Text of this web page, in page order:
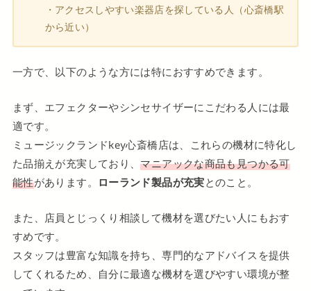
・アクセスしやすい楽器店を探している人（心斎橋駅
から近い）
一方で、以下のような方には特におすすめできます。
まず、エフェクターやシンセサイザーにこだわる人には最
適です。
ミュージックランドkey心斎橋店は、これらの機材に特化し
た品揃えが充実しており、マニアックな商品も見つかる可
能性があります。 ローランド製品が充実とのこと。
また、店員とじっくり相談して機材を選びたい人にもおす
すめです。
スタッフは豊富な知識を持ち、専門的なアドバイスを提供
してくれるため、自分に最適な機材を選びやすい環境が整